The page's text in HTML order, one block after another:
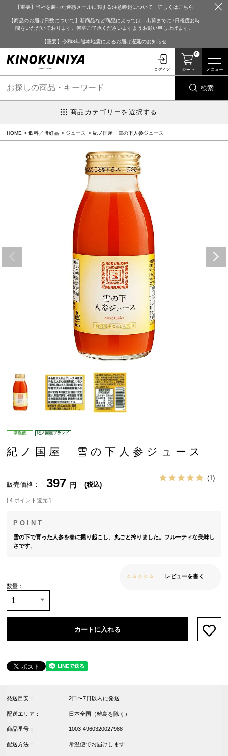
【重要】当社を装った迷惑メールに関する注意喚起について 詳しくはこちら
【商品のお届け日数について】新商品など商品によっては、出荷までに7日程度お時
間をいただいております。何卒ご了承くださいますようお願い申し上げます。
【重要】令和8年熊本地震によるお届け遅延のお知らせ
0
検索
商品カテゴリーを選択する
HOME 飲料／嗜好品 ジュース 紀ノ国屋 雪の下人参ジュース
常温便 紀ノ国屋ブランド
紀ノ国屋 雪の下人参ジュース
販売価格 397 税込
1
[ 4 ポイント還元 ]
雪の下で育った人参を春に掘り起こし、丸ごと搾りました。フルーティな美味し
さです。
レビューを書く
カートに入れる
発送目安： 2日〜7日以内に発送
配送エリア： 日本全国（離島を除く）
商品番号： 1003-4960320027988
配送方法： 常温便でお届けします